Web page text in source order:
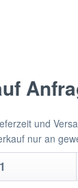
und
nur an